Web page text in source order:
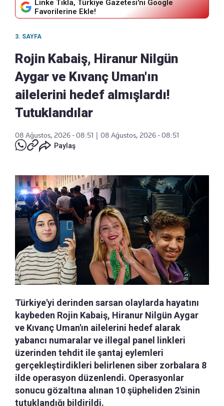
Linke Tıkla, Türkiye Gazetesi'ni Google
Favorilerine Ekle!
3. SAYFA
Rojin Kabaiş, Hiranur Nilgün
Aygar ve Kıvanç Uman'ın
ailelerini hedef almışlardı!
Tutuklandılar
08 Ağustos, 2026 - 08:51
08 Ağustos, 2026 - 08:51
Paylaş
Türkiye'yi derinden sarsan olaylarda hayatını
kaybeden Rojin Kabaiş, Hiranur Nilgün Aygar
ve Kıvanç Uman'ın ailelerini hedef alarak
yabancı numaralar ve illegal panel linkleri
üzerinden tehdit ile şantaj eylemleri
gerçekleştirdikleri belirlenen siber zorbalara 8
ilde operasyon düzenlendi. Operasyonlar
sonucu gözaltına alınan 10 şüpheliden 2'sinin
tutuklandığı bildirildi.